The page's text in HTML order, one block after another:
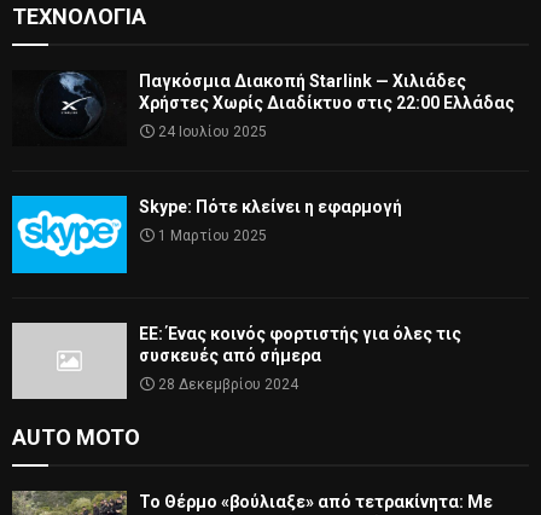
ΤΕΧΝΟΛΟΓΊΑ
Παγκόσμια Διακοπή Starlink — Χιλιάδες
Χρήστες Χωρίς Διαδίκτυο στις 22:00 Ελλάδας
24 Ιουλίου 2025
Skype: Πότε κλείνει η εφαρμογή
1 Μαρτίου 2025
ΕΕ: Ένας κοινός φορτιστής για όλες τις
συσκευές από σήμερα
28 Δεκεμβρίου 2024
AUTO MOTO
Το Θέρμο «βούλιαξε» από τετρακίνητα: Με